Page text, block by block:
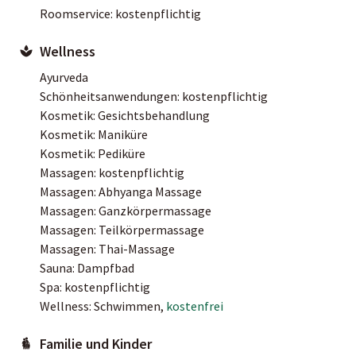
Roomservice: kostenpflichtig
Wellness
Ayurveda
Schönheitsanwendungen: kostenpflichtig
Kosmetik: Gesichtsbehandlung
Kosmetik: Maniküre
Kosmetik: Pediküre
Massagen: kostenpflichtig
Massagen: Abhyanga Massage
Massagen: Ganzkörpermassage
Massagen: Teilkörpermassage
Massagen: Thai-Massage
Sauna: Dampfbad
Spa: kostenpflichtig
Wellness: Schwimmen, kostenfrei
Familie und Kinder